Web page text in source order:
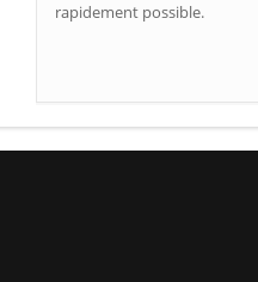
rapidement possible.